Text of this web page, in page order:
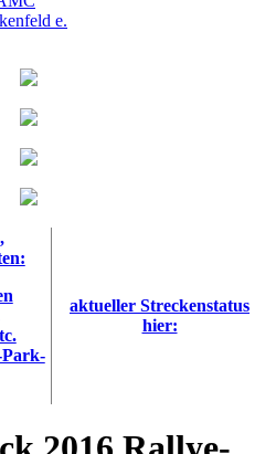
aktueller Streckenstatus
hier: